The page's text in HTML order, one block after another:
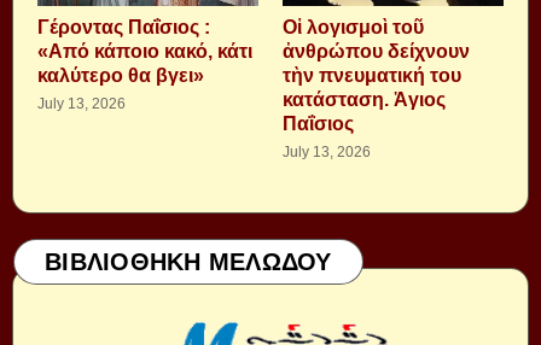
Γέροντας Παΐσιος :
«Από κάποιο κακό, κάτι
καλύτερο θα βγει»
July 13, 2026
Οἱ λογισμοὶ τοῦ
ἀνθρώπου δείχνουν
τὴν πνευματική του
κατάσταση. Ἁγιος
Παΐσιος
July 13, 2026
ΒΙΒΛΙΟΘΗΚΗ ΜΕΛΩΔΟΥ